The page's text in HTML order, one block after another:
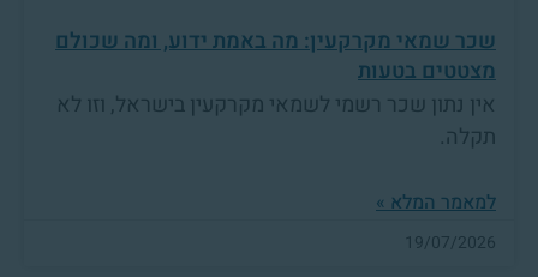
שכר שמאי מקרקעין: מה באמת ידוע, ומה שכולם
מצטטים בטעות
אין נתון שכר רשמי לשמאי מקרקעין בישראל, וזו לא
תקלה.
למאמר המלא »
19/07/2026